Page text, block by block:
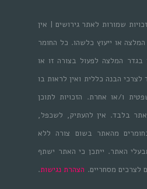
| כל הזכויות שמורות לאתר גירושים | אין
או ייעוץ כלשהו. כל החומר
בגדר המלצה לפעול בצורה זו או
הבנה כללית ואין לראות בו
ו/או אחרת. הזכויות לתוכן
בלבד. אין להעתיק, לשכפל,
מהאתר בשום צורה ללא
האתר. ייתכן כי האתר ישתף
לצרכים מסחריים. הצהרת נגישות.